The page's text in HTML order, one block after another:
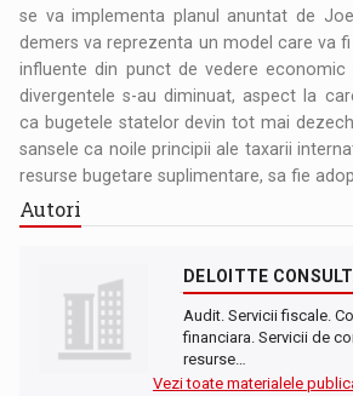
se va implementa planul anuntat de
demers va reprezenta un model care va
influente din punct de vedere economic
divergentele s-au diminuat, aspect la
ca bugetele statelor devin tot mai
sansele ca noile principii ale taxarii
resurse bugetare suplimentare, sa fie
Autori
DELOITTE
Audit. Servicii fiscale.
financiara. Servicii de
resurse…
Vezi toate materialele